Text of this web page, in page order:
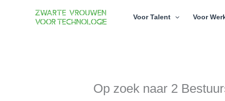
Voor Talent Voor
Op zoek naar 2